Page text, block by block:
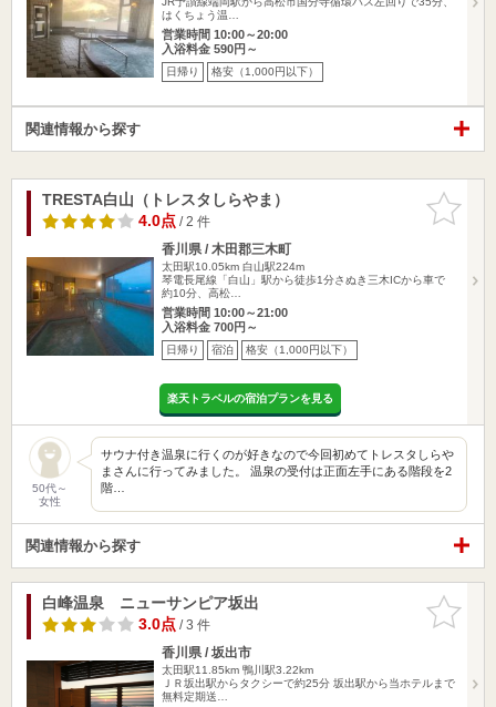
はくちょう温…
営業時間 10:00～20:00
入浴料金 590円～
日帰り 格安（1,000円以下）
関連情報から探す
お気に入
りに追加
TRESTA白山（トレスタしらやま）
4.0点/ 2 件
香川県 / 木田郡三木町
太田駅10.05km 白山駅224m
琴電長尾線「白山」駅から徒歩1分さぬき三木ICから車で
約10分、高松…
営業時間 10:00～21:00
入浴料金 700円～
日帰り 宿泊 格安（1,000円以下）
楽天トラベルの宿泊プランを見る
50代～
女性
サウナ付き温泉に行くのが好きなので今回初めてトレスタしらや
まさんに行ってみました。 温泉の受付は正面左手にある階段を2
階…
関連情報から探す
お気に入
りに追加
白峰温泉 ニューサンピア坂出
3.0点/ 3 件
香川県 / 坂出市
太田駅11.85km 鴨川駅3.22km
ＪＲ坂出駅からタクシーで約25分 坂出駅から当ホテルまで
無料定期送…